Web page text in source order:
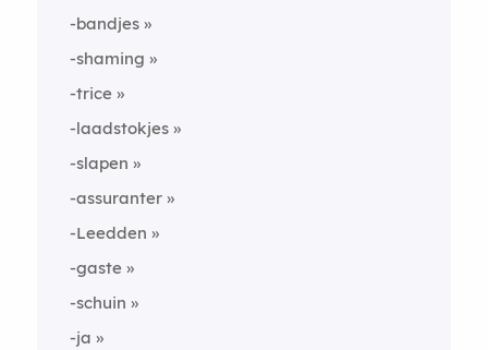
-bandjes
-shaming
-trice
-laadstokjes
-slapen
-assuranter
-Leedden
-gaste
-schuin
-ja